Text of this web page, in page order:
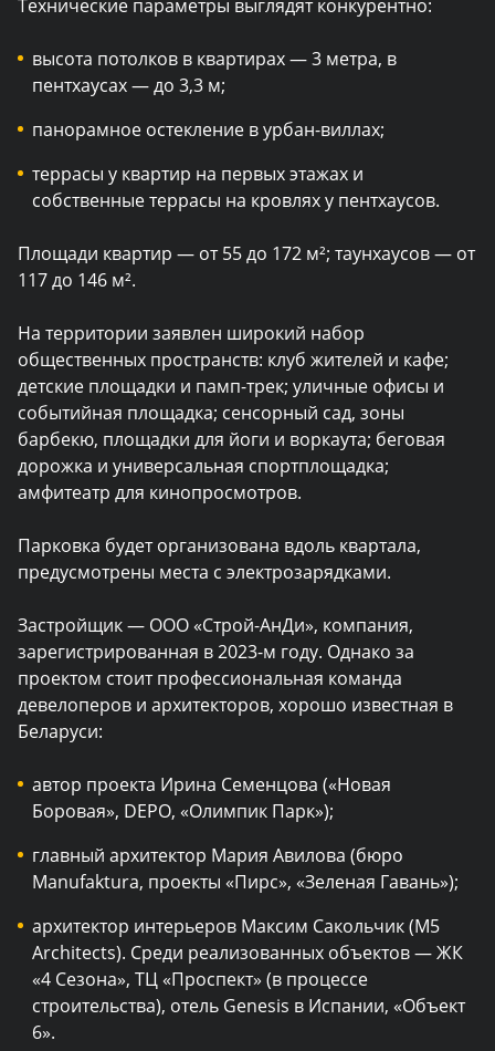
Технические параметры выглядят конкурентно:
высота потолков в квартирах — 3 метра, в
пентхаусах — до 3,3 м;
панорамное остекление в урбан-виллах;
террасы у квартир на первых этажах и
собственные террасы на кровлях у пентхаусов.
Площади квартир — от 55 до 172 м²; таунхаусов — от
117 до 146 м².
На территории заявлен широкий набор
общественных пространств: клуб жителей и кафе;
детские площадки и памп-трек; уличные офисы и
событийная площадка; сенсорный сад, зоны
барбекю, площадки для йоги и воркаута; беговая
дорожка и универсальная спортплощадка;
амфитеатр для кинопросмотров.
Парковка будет организована вдоль квартала,
предусмотрены места с электрозарядками.
Застройщик — ООО «Строй-АнДи», компания,
зарегистрированная в 2023-м году. Однако за
проектом стоит профессиональная команда
девелоперов и архитекторов, хорошо известная в
Беларуси:
автор проекта Ирина Семенцова («Новая
Боровая», DEPO, «Олимпик Парк»);
главный архитектор Мария Авилова (бюро
Manufaktura, проекты «Пирс», «Зеленая Гавань»);
архитектор интерьеров Максим Сакольчик (M5
Architects). Среди реализованных объектов — ЖК
«4 Сезона», ТЦ «Проспект» (в процессе
строительства), отель Genesis в Испании, «Объект
6».